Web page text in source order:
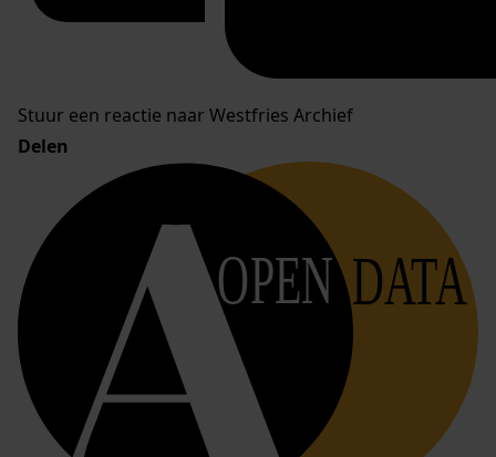
Stuur een reactie naar Westfries Archief
Delen
OPEN DATA